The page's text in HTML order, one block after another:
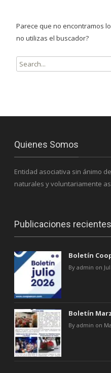
Parece que no encontramos
no utilizas el buscador?
Resultados
de
Quienes Somos
Entidad asociativa sin ánimo
naturales y voluntariamente
Publicaciones recientes
Boletín
By admin on
Boletín
By admin on